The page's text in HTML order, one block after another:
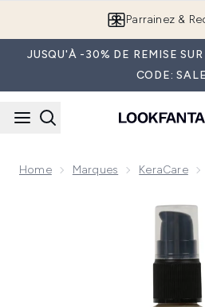
Parrainez &
JUSQU'À -30% DE REMISE
CODE:
Home Marques KeraCare